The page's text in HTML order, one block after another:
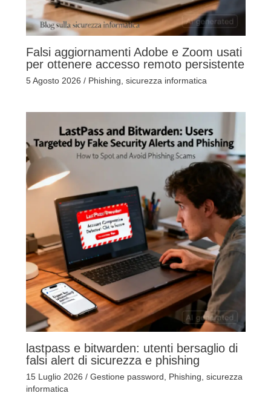
Falsi aggiornamenti Adobe e Zoom usati
per ottenere accesso remoto persistente
5 Agosto 2026 / Phishing sicurezza informatica
lastpass e bitwarden: utenti bersaglio di
falsi alert di sicurezza e phishing
15 Luglio 2026 / Gestione password Phishing sicurezza
informatica